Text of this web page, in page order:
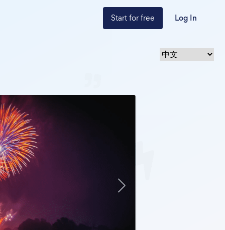
Start for free Log In